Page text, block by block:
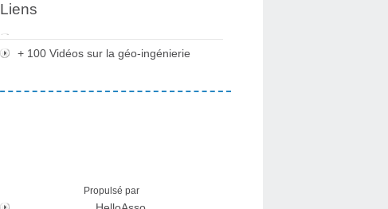
Liens
+ 100 Vidéos sur la géo-ingénierie
Propulsé par